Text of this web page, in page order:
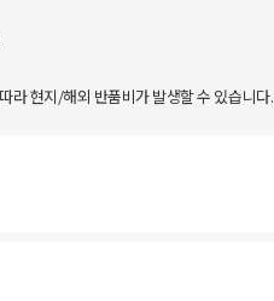
라 현지/해외 반품비가 발생할 수 있습니다.